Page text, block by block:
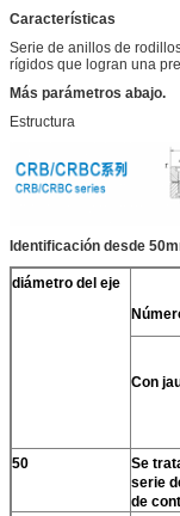
Características
Serie de anillos de
rígidos que logran una
Más parámetros abajo.
Estructura
Identificación desde
diámetro del eje
Con
50
Se
serie
de